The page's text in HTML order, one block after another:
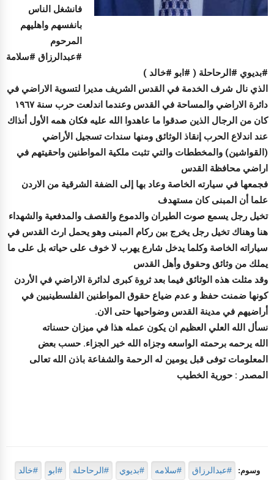
فانشغل الناس
بانفسهم واهليهم
المرحوم
#عبدالرزاق #سلامة
#بديوي #الرحاحلة ( #ابو #خالد )
الذي نال شرف الخدمة في القدس الشريف مديرا لتسوية الاراضي في
دائرة الاراضي والمساحة في القدس وعندما اندلعت حرب سنة ١٩٦٧
كان من الرجال الذين صدقوا ما عاهدوا الله عليه فكان همه الأول أنذاك
عند اندلاع الحرب إنقاذ الوثائق ومنها سندات تسجيل الأراضي
(القواشين) والمخططات والتي تثبت ملكية المواطنين واحقيتهم في
اراضي محافظة القدس
فجمعها في سيارته الخاصة وعاد بها إلى الضفة الشرقية من الاردن
علما أن المبنى كان مستهدف
تخيل رجل يسمع صوت الطيران والدموع والقصف والمدفعية والشهداء
هنا وهناك تخيل رجل يخرج بين ركام المبنى وهو يحمل ارث القدس في
سياراته الخاصة وكلما يدخل شارع يهرب لا خوف على حياته بل على ما
يملك من وثائق وحقوق وأهل القدس
وقد مثلت هذه الوثائق فيما بعد ثروة كبرى لدائرة الاراضي في الأردن
كونها ضمنت حفظ و عدم ضياع حقوق المواطنين الفلسطينيين في
أراضيهم في مدينة القدس وضواحيها حتى الان.
نسأل الله العلي العظيم ان يكون عمله هذا في ميزان حسناته
الله يرحمه برحمته الواسعه وجزاه الله خير الجزاء. حسب بعض
المعلومات توفى قبل يومين له الرحمة والشفاعة باذن الله تعالى
المصدر : حورية الخطيب
وسوم: #عبدالرزاق #سلامه #بديوي #الرحاحلة #ابو #خالد